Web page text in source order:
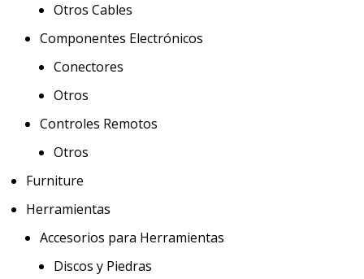
Otros Cables
Componentes Electrónicos
Conectores
Otros
Controles Remotos
Otros
Furniture
Herramientas
Accesorios para Herramientas
Discos y Piedras